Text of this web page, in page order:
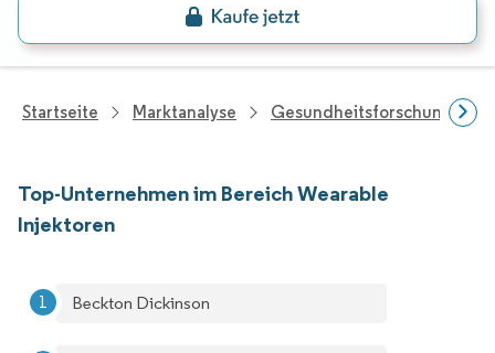
Startseite Marktanalyse Gesundheitsforschung
Top-Unternehmen im Bereich Wearable
Injektoren
Beckton Dickinson